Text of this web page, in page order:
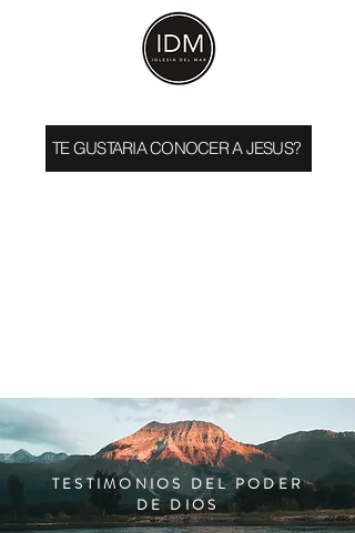
TE GUSTARIA CONOCER A JESUS?
TESTIMONIOS DEL PODER
DE DIOS